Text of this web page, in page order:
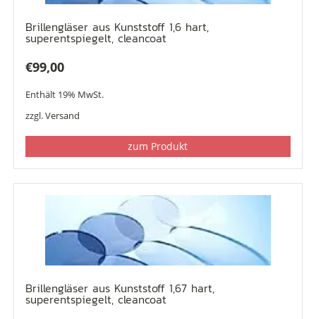
Brillengläser aus Kunststoff 1,6 hart,
superentspiegelt, cleancoat
€99,00
Enthält 19% MwSt.
zzgl.Versand
zum Produkt
Brillengläser aus Kunststoff 1,67 hart,
superentspiegelt, cleancoat